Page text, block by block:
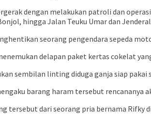
dengan melakukan patroli dan
hingga Jalan Teuku Umar dan
seorang pengendara sepeda
delapan paket kertas cokelat
sembilan linting diduga ganja siap
barang haram tersebut rencananya
tersebut dari seorang pria bernama Rifky